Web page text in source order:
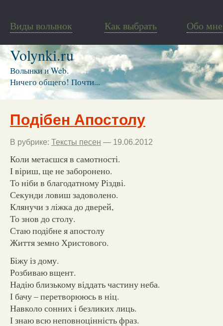
Виды волынок Как выбрать Обо мне
Volynki.ru
Волынки и Web.
Ничего общего! Почти...
Подібен Апостолу
В рубрике: Тексты песен — 19.06.2012
Коли метаєшся в самотності.
І віриш, ще не заборонено.
То ніби в благодатному Різдві.
Секунди ловиш задоволено.
Клянучи з ліжка до дверей,
То знов до столу.
Стаю подібне я апостолу
Життя земно Христового.
Біжу із дому.
Розбиваю вщент.
Надію близькому віддать частину неба.
І бачу – перетворююсь в ніц.
Навколо сонних і безликих лиць.
І знаю всю неповноцінність фраз.